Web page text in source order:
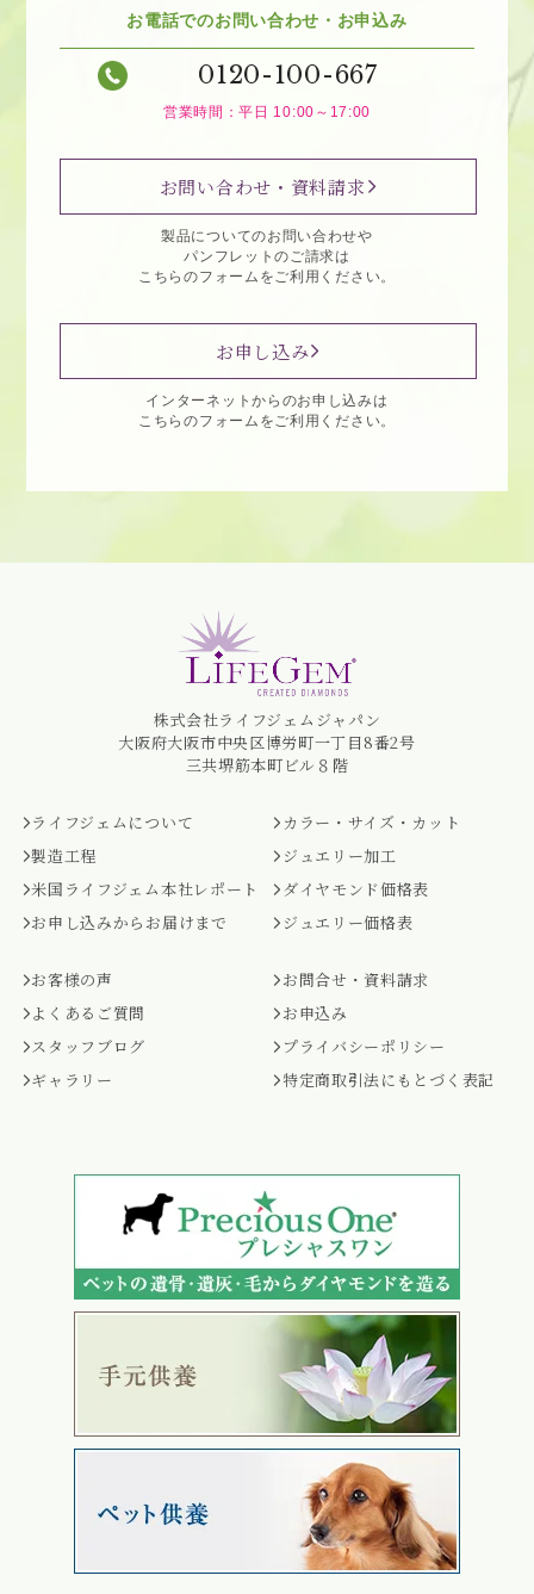
お電話でのお問い合わせ・お申込み
0120-100-667
営業時間：平日 10:00～17:00
お問い合わせ・資料請求
製品についてのお問い合わせや
パンフレットのご請求は
こちらのフォームをご利用ください。
お申し込み
インターネットからのお申し込みは
こちらのフォームをご利用ください。
株式会社ライフジェムジャパン
大阪府大阪市中央区博労町一丁目8番2号
三共堺筋本町ビル８階
ライフジェムについて
製造工程
米国ライフジェム本社レポート
お申し込みからお届けまで
カラー・サイズ・カット
ジュエリー加工
ダイヤモンド価格表
ジュエリー価格表
お客様の声
よくあるご質問
スタッフブログ
ギャラリー
お問合せ・資料請求
お申込み
プライバシーポリシー
特定商取引法にもとづく表記